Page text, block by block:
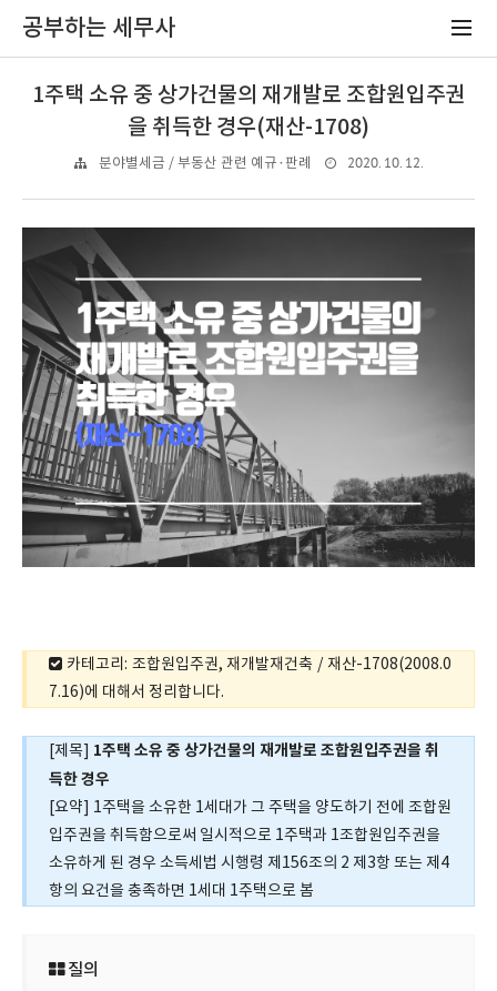
공부하는 세무사
1주택 소유 중 상가건물의 재개발로 조합원입주권
을 취득한 경우(재산-1708)
분야별세금 / 부동산 관련 예규·판례 2020. 10. 12.
카테고리: 조합원입주권, 재개발재건축 / 재산-1708(2008.0
7.16)에 대해서 정리합니다.
[제목] 1주택 소유 중 상가건물의 재개발로 조합원입주권을 취
득한 경우
[요약] 1주택을 소유한 1세대가 그 주택을 양도하기 전에 조합원
입주권을 취득함으로써 일시적으로 1주택과 1조합원입주권을
소유하게 된 경우 소득세법 시행령 제156조의 2 제3항 또는 제4
항의 요건을 충족하면 1세대 1주택으로 봄
질의